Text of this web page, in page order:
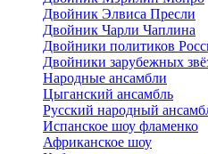
Двойник Элвиса Пресли
Двойник Чарли Чаплина
Двойники политиков
Двойники зарубежных
Народные ансамбли
Цыганский ансамбль
Русский народный
Испанское шоу фламенко
Африканское шоу